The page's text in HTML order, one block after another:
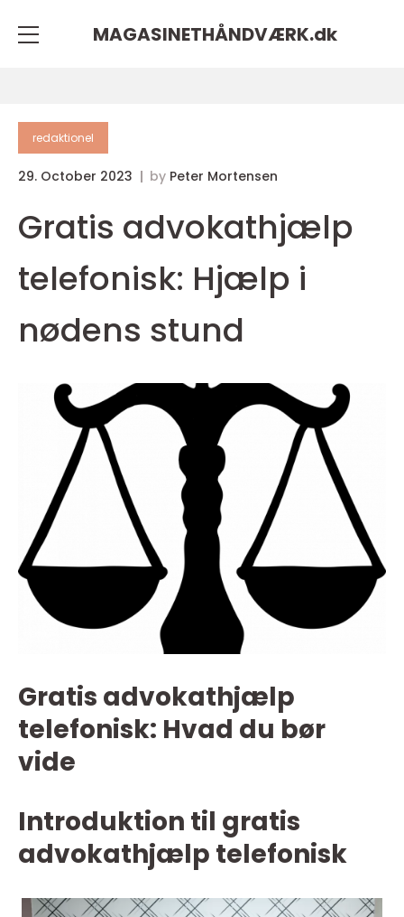
MAGASINETHÅNDVÆRK.dk
redaktionel
29. October 2023 by Peter Mortensen
Gratis advokathjælp
telefonisk: Hjælp i
nødens stund
Gratis advokathjælp
telefonisk: Hvad du bør
vide
Introduktion til gratis
advokathjælp telefonisk